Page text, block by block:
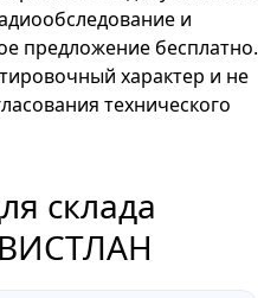
и
предложение бесплатно.
характер и не
технического
склада